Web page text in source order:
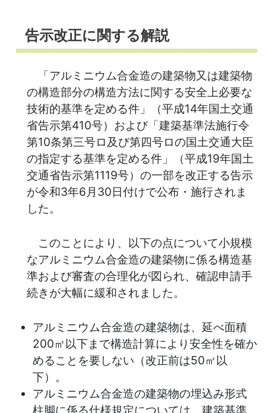
告示改正に関する解説
「アルミニウム合金造の建築物又は建築物
の構造部分の構造方法に関する安全上必要な
技術的基準を定める件」（平成14年国土交通
省告示第410号）および「建築基準法施行令
第10条第三号ロ及び第四号ロの国土交通大臣
の指定する基準を定める件」（平成19年国土
交通省告示第1119号）の一部を改正する告示
が令和3年6月30日付けで公布・施行されま
した。
このことにより、以下の点について小規模
なアルミニウム合金造の建築物に係る構造基
準および審査の合理化が図られ、確認申請手
続きが大幅に緩和されました。
アルミニウム合金造の建築物は、延べ面積
200㎡以下まで構造計算により安全性を確か
めることを要しない（改正前は50㎡以
下）。
アルミニウム合金造の建築物の埋込み形式
柱脚に係る仕様規定については、建築基準